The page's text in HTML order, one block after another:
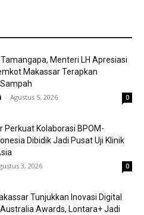
Menteri LH Apresiasi
Makassar Terapkan
- Agustus 5, 2026 0
Perkuat Kolaborasi BPOM-
Dibidik Jadi Pusat Uji Klinik
3, 2026 0
Tunjukkan Inovasi Digital
Awards, Lontara+ Jadi